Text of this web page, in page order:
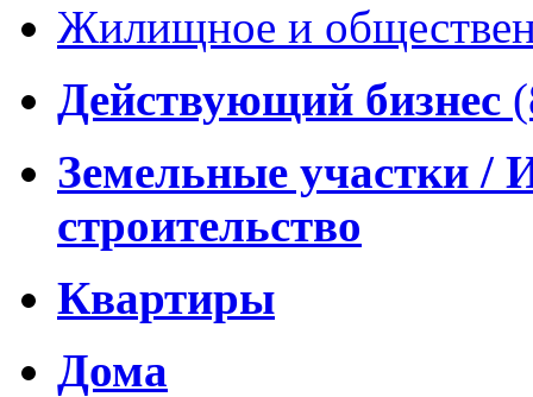
Жилищное и
Действующий бизнес
Земельные участки /
строительство
Квартиры
Дома